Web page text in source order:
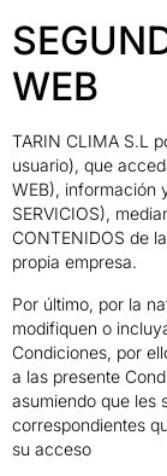
WEB
TARIN CLIMA S.L
usuario), que
WEB), información
SERVICIOS),
CONTENIDOS de
propia empresa.
Por último, por la
modifiquen o
Condiciones, por
a las presente
asumiendo que les
correspondientes
su acceso